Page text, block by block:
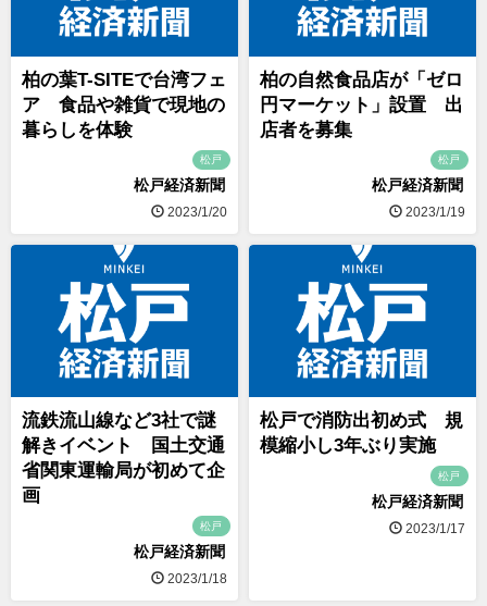
柏の葉T-SITEで台湾フェ
ア 食品や雑貨で現地の
暮らしを体験
松戸
松戸経済新聞
2023/1/20
柏の自然食品店が「ゼロ
円マーケット」設置 出
店者を募集
松戸
松戸経済新聞
2023/1/19
流鉄流山線など3社で謎
解きイベント 国土交通
省関東運輸局が初めて企
画
松戸
松戸経済新聞
2023/1/18
松戸で消防出初め式 規
模縮小し3年ぶり実施
松戸
松戸経済新聞
2023/1/17